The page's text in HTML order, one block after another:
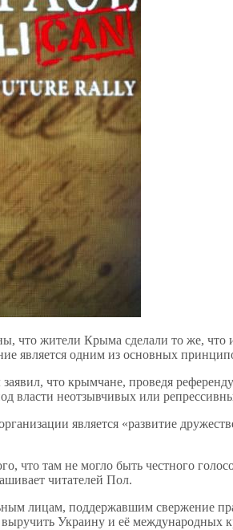
жители Крыма сделали то же, что
является одним из основных
что крымчане, проведя
власти неотзывчивых или
является «развитие
что там не могло быть честного
читателей Пол.
лицам, поддержавшим свержение
Украину и её международных